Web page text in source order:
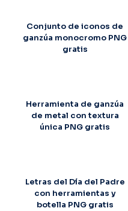
Conjunto de iconos de
ganzúa monocromo PNG
gratis
Herramienta de ganzúa
de metal con textura
única PNG gratis
Letras del Día del Padre
con herramientas y
botella PNG gratis